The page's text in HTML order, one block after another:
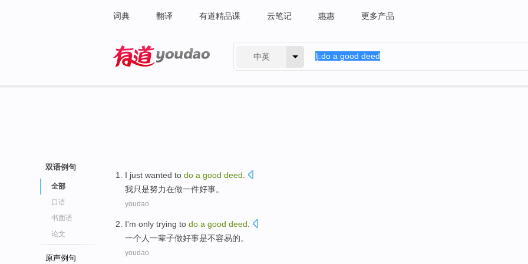
词典 翻译 有道精品课 云笔记 惠惠 更多产品
中英
双语例句
全部
口语
书面语
论文
原声例句
I just wanted to do a good deed
我只是努力在做一件好事。
youdao
I'm only trying to do a good deed
一个 人一辈子做好事是不容易的。
youdao